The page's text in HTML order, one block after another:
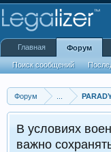
Форум
В условиях
важно
Главная Форум
Поиск сообщений